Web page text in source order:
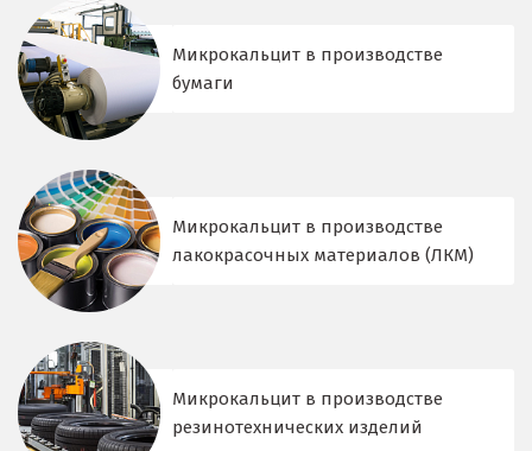
Микрокальцит в производстве
бумаги
Микрокальцит в производстве
лакокрасочных материалов (ЛКМ)
Микрокальцит в производстве
резинотехнических изделий